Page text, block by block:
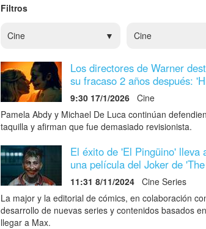
Filtros
Cine Cine
Los directores de Warner
su fracaso 2 años después:
9:30 17/1/2026 Cine
Pamela Abdy y Michael De Luca continúan
taquilla y afirman que fue demasiado revisionista.
El éxito de 'El Pingüino' lleva
una película del Joker de
11:31 8/11/2024 Cine Series
La major y la editorial de cómics, en colaboración
desarrollo de nuevas series y contenidos basados
llegar a Max.